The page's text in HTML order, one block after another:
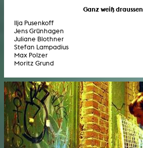
Ganz weiß draussen
Ilja Pusenkoff
Jens Grünhagen
Juliane Blothner
Stefan Lampadius
Max Polzer
Moritz Grund